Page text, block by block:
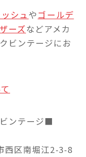
シュ やゴールデ
ーズなどアメカ
ビンテージにお
ンテージ■
西区南堀江2-3-8